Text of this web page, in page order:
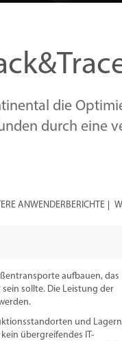
die
durch eine
ANWENDERBERICHTE
aufbauen, das
sollte. Die Leistung der
und
übergreifendes IT-